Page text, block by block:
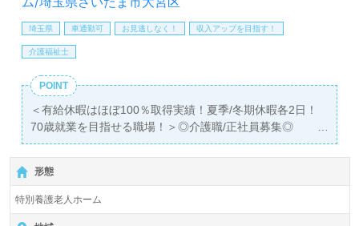
あり！＞"転職支援"のプロと一緒に転職活動！お問い合わ
せお待ちしております。
埼玉県 車通勤可 お見逃しなく！ 収入アップを目指す！
介護福祉士
POINT
＜有給休暇はほぼ100％取得実績！夏季/冬期休暇各2日！
70歳就業を目指せる職場！＞◎介護職/正社員募集◎
【月給248,000円～276,000円/賞与2回】＊国家資格介護福
祉士有資格者向け求人＊『大宮駅』徒歩20分。お車通勤可
能です。
入居定員64名（ユニット型/従来型多床室）『特別養護老人
形態
特別養護老人ホーム